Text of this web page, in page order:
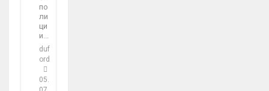
по
ли
ци
и...
duf
ord
05.